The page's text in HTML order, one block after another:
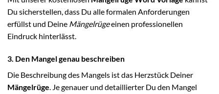
Du sicherstellen, dass Du alle formalen Anforderungen
erfüllst und Deine Mängelrügeeinen professionellen
Eindruck hinterlässt.
3. Den Mangel genau beschreiben
Die Beschreibung des Mangels ist das Herzstück Deiner
Mängelrüge. Je genauer und detaillierter Du den Mangel